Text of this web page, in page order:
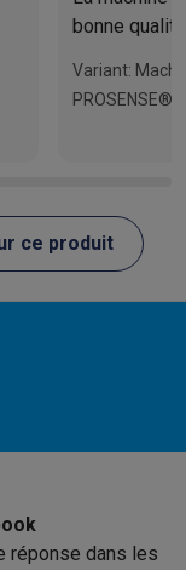
Choisir une
& téléphonie
bonne
Variant:
PROSENSE®
ce produit
réponse dans les